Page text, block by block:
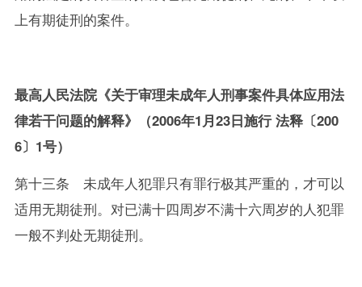
上有期徒刑的案件。
最高人民法院《关于审理未成年人刑事案件具体应用法
律若干问题的解释》（2006年1月23日施行 法释〔200
6〕1号）
第十三条 未成年人犯罪只有罪行极其严重的，才可以
适用无期徒刑。对已满十四周岁不满十六周岁的人犯罪
一般不判处无期徒刑。